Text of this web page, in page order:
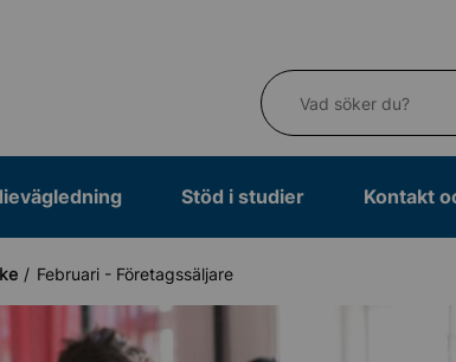
Vad söker du?
Stöd i studier Kontakt
Februari - Företagssäljare